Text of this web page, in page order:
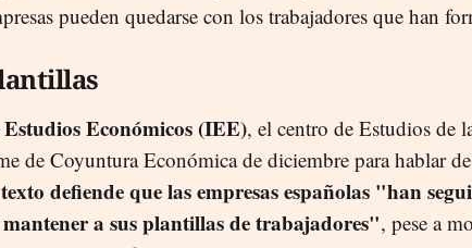
pueden quedarse con los trabajadores que han
Económicos (IEE), el centro de Estudios de
de Coyuntura Económica de diciembre para hablar de
defiende que las empresas españolas "han
a sus plantillas de trabajadores", pese a